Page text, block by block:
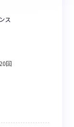
ス
回